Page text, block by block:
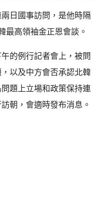
日國事訪問，是他時隔
最高領袖金正恩會談。
的例行記者會上，被問
以及中方會否承認北韓
題上立場和政策保持連
朝，會適時發布消息。